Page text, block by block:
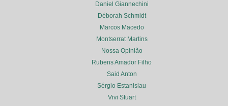
Daniel Giannechini
Déborah Schmidt
Marcos Macedo
Montserrat Martins
Nossa Opinião
Rubens Amador Filho
Said Anton
Sérgio Estanislau
Vivi Stuart